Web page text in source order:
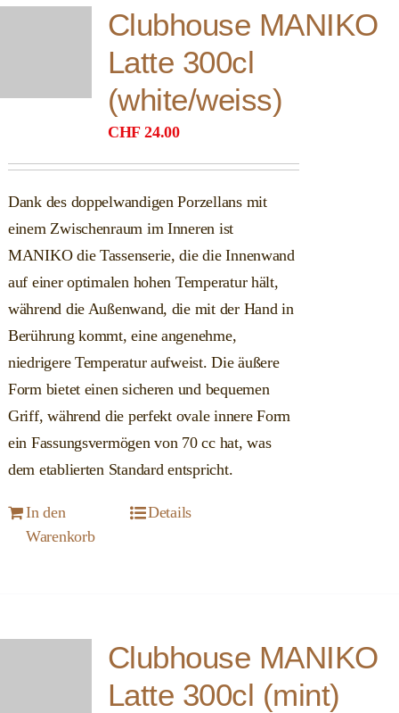
Clubhouse MANIKO
Latte 300cl
(white/weiss)
CHF 24.00
Dank des doppelwandigen Porzellans mit
einem Zwischenraum im Inneren ist
MANIKO die Tassenserie, die die Innenwand
auf einer optimalen hohen Temperatur hält,
während die Außenwand, die mit der Hand in
Berührung kommt, eine angenehme,
niedrigere Temperatur aufweist. Die äußere
Form bietet einen sicheren und bequemen
Griff, während die perfekt ovale innere Form
ein Fassungsvermögen von 70 cc hat, was
dem etablierten Standard entspricht.
In den
Warenkorb
Details
Clubhouse MANIKO
Latte 300cl (mint)